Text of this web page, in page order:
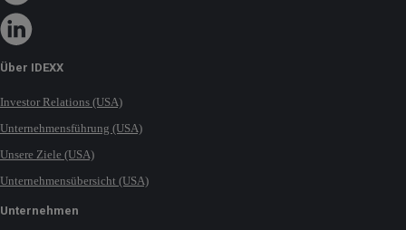
Über IDEXX
Investor Relations (USA)
Unternehmensführung (USA)
Unsere Ziele (USA)
Unternehmensübersicht (USA)
Unternehmen